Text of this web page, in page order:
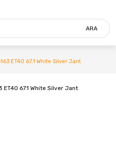
ARA
ET40 67.1 White Silver Jant